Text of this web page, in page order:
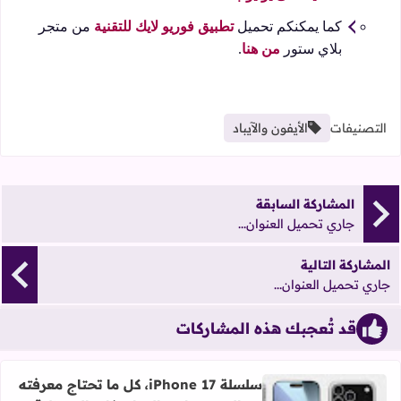
كما يمكنكم تحميلتطبيق فوريو لايك للتقنية من متجر
بلاي ستور من هنا.
التصنيفات الأيفون والآيباد
المشاركة السابقة
جاري تحميل العنوان...
المشاركة التالية
جاري تحميل العنوان...
قد تُعجبك هذه المشاركات
سلسلة iPhone 17، كل ما تحتاج معرفته